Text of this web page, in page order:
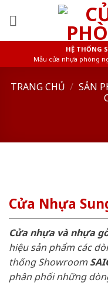
HỆ THỐNG
Mẫu cửa nhựa phòng
TRANG CHỦ / SẢN
Cửa Nhựa
Cửa nhựa và nhựa
hiệu sản phẩm các
thống Showroom
phân phối những